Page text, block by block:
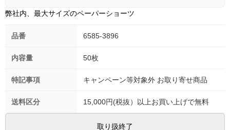
弊社内、最大サイズのペーパーショーツ
品番 6585-3896
内容量 50枚
特記事項 キャンペーン等対象外 お取り寄せ商品
送料区分 15,000円(税抜）以上お買い上げで無料
取り扱終了